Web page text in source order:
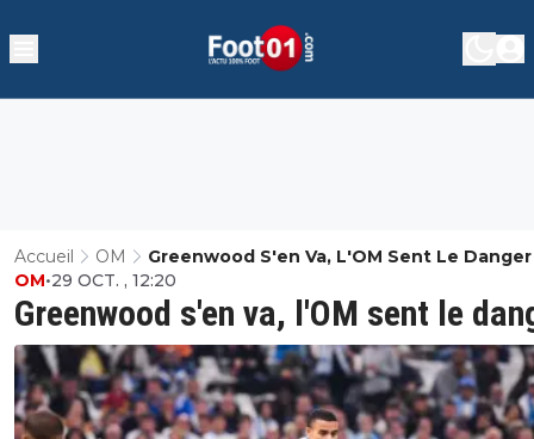
Accueil OM Greenwood S'en Va, L'OM Sent Le Danger
Greenwood s'en va, l'OM sent le
OM•29 OCT. , 12:20